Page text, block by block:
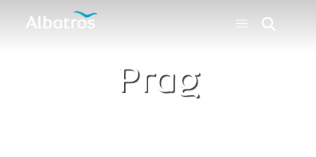
Prag